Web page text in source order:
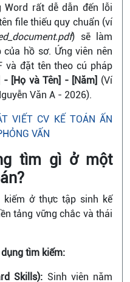
Word rất dễ dẫn đến lỗi
file thiếu quy chuẩn (ví
) sẽ làm
hồ sơ. Ứng viên nên
và đặt tên theo cú pháp
[Họ và Tên] - [Năm] (Ví
Văn A - 2026).
VIẾT CV KẾ TOÁN ẤN
VẤN
tìm gì ở một
kiếm ở thực tập sinh kế
tảng vững chắc và thái
tìm kiếm:
Skills): Sinh viên năm